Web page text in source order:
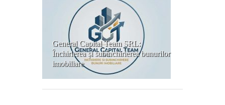
General Capital Team SRL:
Închirierea și subînchirierea bunurilor
imobiliare